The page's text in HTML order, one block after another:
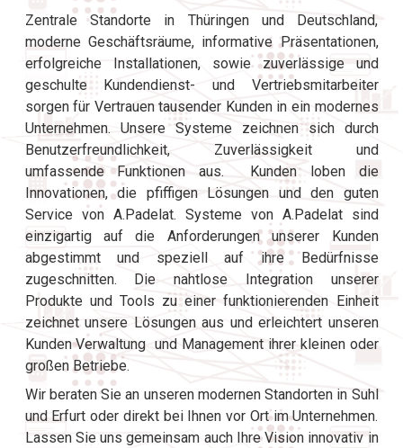
Zentrale Standorte in Thüringen und Deutschland,
moderne Geschäftsräume, informative Präsentationen,
erfolgreiche Installationen, sowie zuverlässige und
geschulte Kundendienst- und Vertriebsmitarbeiter
sorgen für Vertrauen tausender Kunden in ein modernes
Unternehmen. Unsere Systeme zeichnen sich durch
Benutzerfreundlichkeit, Zuverlässigkeit und
umfassende Funktionen aus. Kunden loben die
Innovationen, die pfiffigen Lösungen und den guten
Service von A.Padelat. Systeme von A.Padelat sind
einzigartig auf die Anforderungen unserer Kunden
abgestimmt und speziell auf ihre Bedürfnisse
zugeschnitten. Die nahtlose Integration unserer
Produkte und Tools zu einer funktionierenden Einheit
zeichnet unsere Lösungen aus und erleichtert unseren
Kunden Verwaltung und Management ihrer kleinen oder
großen Betriebe.
Wir beraten Sie an unseren modernen Standorten in Suhl
und Erfurt oder direkt bei Ihnen vor Ort im Unternehmen.
Lassen Sie uns gemeinsam auch Ihre Vision innovativ in